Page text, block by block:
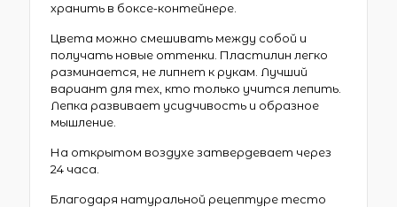
хранить в боксе-контейнере.
Цвета можно смешивать между собой и
получать новые оттенки. Пластилин легко
разминается, не липнет к рукам. Лучший
вариант для тех, кто только учится лепить.
Лепка развивает усидчивость и образное
мышление.
На открытом воздухе затвердевает через
24 часа.
Благодаря натуральной рецептуре тесто